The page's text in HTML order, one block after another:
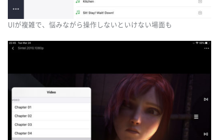
UIが複雑で、悩みながら操作しないといけない場面も